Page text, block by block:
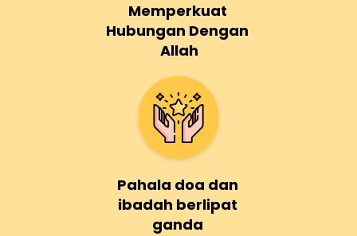
Memperkuat
Hubungan Dengan
Allah
Pahala doa dan
ibadah berlipat
ganda